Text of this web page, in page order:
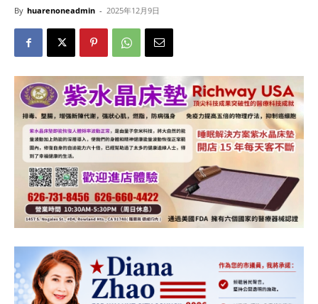
By huarenoneadmin - 2025年12月9日